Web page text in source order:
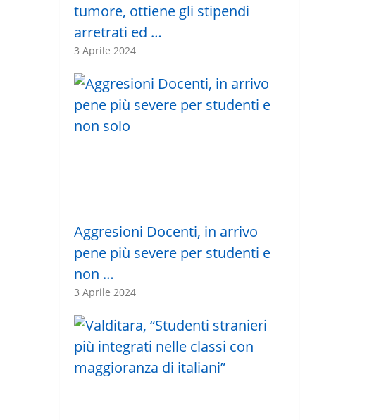
tumore, ottiene gli stipendi
arretrati ed …
3 Aprile 2024
Aggresioni Docenti, in arrivo
pene più severe per studenti e
non …
3 Aprile 2024